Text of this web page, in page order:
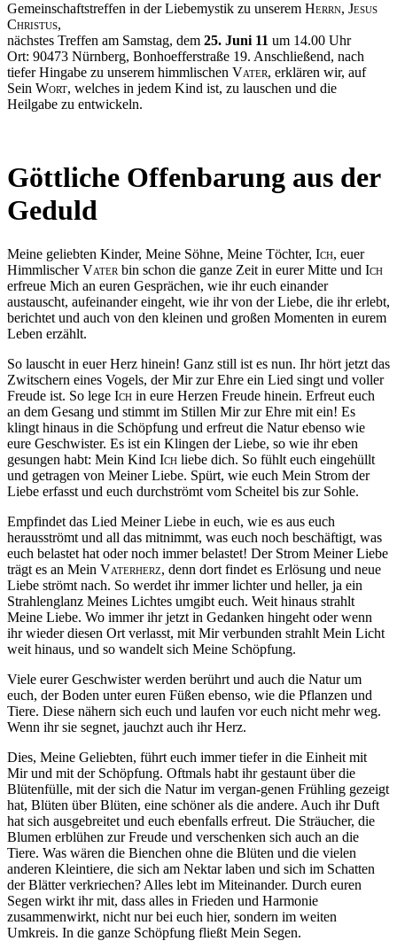
Gemeinschaftstreffen in der Liebemystik zu unserem Herrn, Jesus
Christus,
nächstes Treffen am Samstag, dem 25. Juni 11 um 14.00 Uhr
Ort: 90473 Nürnberg, Bonhoefferstraße 19. Anschließend, nach
tiefer Hingabe zu unserem himmlischen Vater, erklären wir, auf
Sein Wort, welches in jedem Kind ist, zu lauschen und die
Heilgabe zu entwickeln.
Göttliche Offenbarung aus der
Geduld
Meine geliebten Kinder, Meine Söhne, Meine Töchter, Ich, euer
HimmlischerVater bin schon die ganze Zeit in eurer Mitte und Ich
erfreue Mich an euren Gesprächen, wie ihr euch einander
austauscht, aufeinander eingeht, wie ihr von der Liebe, die ihr erlebt,
berichtet und auch von den kleinen und großen Momenten in eurem
Leben erzählt.
So lauscht in euer Herz hinein! Ganz still ist es nun. Ihr hört jetzt das
Zwitschern eines Vogels, der Mir zur Ehre ein Lied singt und voller
Freude ist. So lege Ich in eure Herzen Freude hinein. Erfreut euch
an dem Gesang und stimmt im Stillen Mir zur Ehre mit ein! Es
klingt hinaus in die Schöpfung und erfreut die Natur ebenso wie
eure Geschwister. Es ist ein Klingen der Liebe, so wie ihr eben
gesungen habt: Mein Kind Ich liebe dich. So fühlt euch eingehüllt
und getragen von Meiner Liebe. Spürt, wie euch Mein Strom der
Liebe erfasst und euch durchströmt vom Scheitel bis zur Sohle.
Empfindet das Lied Meiner Liebe in euch, wie es aus euch
herausströmt und all das mitnimmt, was euch noch beschäftigt, was
euch belastet hat oder noch immer belastet! Der Strom Meiner Liebe
trägt es an Mein Vaterherz, denn dort findet es Erlösung und neue
Liebe strömt nach. So werdet ihr immer lichter und heller, ja ein
Strahlenglanz Meines Lichtes umgibt euch. Weit hinaus strahlt
Meine Liebe. Wo immer ihr jetzt in Gedanken hingeht oder wenn
ihr wieder diesen Ort verlasst, mit Mir verbunden strahlt Mein Licht
weit hinaus, und so wandelt sich Meine Schöpfung.
Viele eurer Geschwister werden berührt und auch die Natur um
euch, der Boden unter euren Füßen ebenso, wie die Pflanzen und
Tiere. Diese nähern sich euch und laufen vor euch nicht mehr weg.
Wenn ihr sie segnet, jauchzt auch ihr Herz.
Dies, Meine Geliebten, führt euch immer tiefer in die Einheit mit
Mir und mit der Schöpfung. Oftmals habt ihr gestaunt über die
Blütenfülle, mit der sich die Natur im vergan-genen Frühling gezeigt
hat, Blüten über Blüten, eine schöner als die andere. Auch ihr Duft
hat sich ausgebreitet und euch ebenfalls erfreut. Die Sträucher, die
Blumen erblühen zur Freude und verschenken sich auch an die
Tiere. Was wären die Bienchen ohne die Blüten und die vielen
anderen Kleintiere, die sich am Nektar laben und sich im Schatten
der Blätter verkriechen? Alles lebt im Miteinander. Durch euren
Segen wirkt ihr mit, dass alles in Frieden und Harmonie
zusammenwirkt, nicht nur bei euch hier, sondern im weiten
Umkreis. In die ganze Schöpfung fließt Mein Segen.